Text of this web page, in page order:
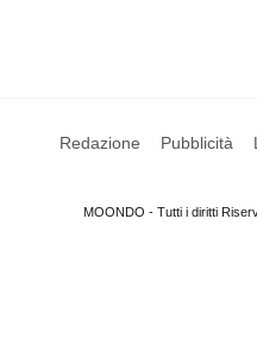
Redazione Pubblicità
MOONDO - Tutti i diritti